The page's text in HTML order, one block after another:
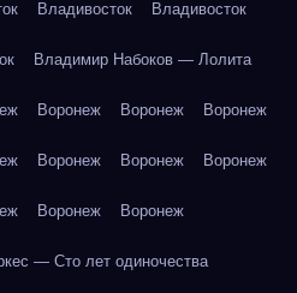
Владивосток Владивосток
Владимир Набоков — Лолита
Воронеж Воронеж Воронеж
Воронеж Воронеж Воронеж
Воронеж Воронеж
— Сто лет одиночества